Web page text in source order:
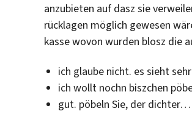
anzubieten auf dasz sie
rücklagen möglich gewesen
kasse wovon wurden blosz die
ich glaube nicht. es sieht
ich wollt nochn biszchen
gut. pöbeln Sie, der dichter…